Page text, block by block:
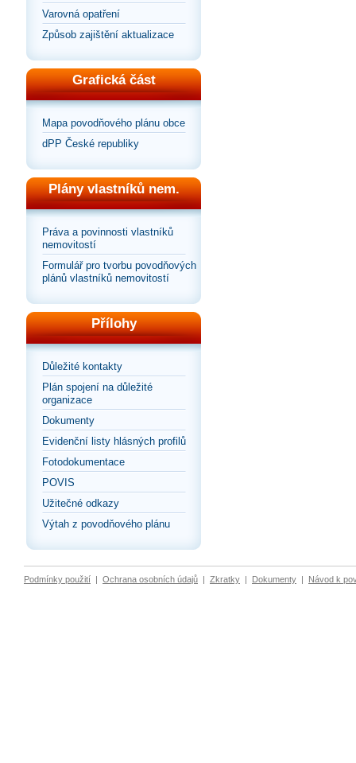
Varovná opatření
Způsob zajištění aktualizace
Grafická část
Mapa povodňového plánu obce
dPP České republiky
Plány vlastníků nem.
Práva a povinnosti vlastníků
nemovitostí
Formulář pro tvorbu povodňových
plánů vlastníků nemovitostí
Přílohy
Důležité kontakty
Plán spojení na důležité
organizace
Dokumenty
Evidenční listy hlásných profilů
Fotodokumentace
POVIS
Užitečné odkazy
Výtah z povodňového plánu
Podmínky použití | Ochrana osobních údajů | Zkratky | Dokumenty | Návod k